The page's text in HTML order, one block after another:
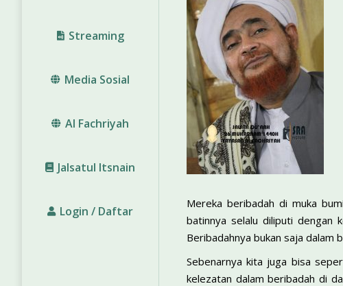
Streaming
Media Sosial
Al Fachriyah
Jalsatul Itsnain
Login / Daftar
Mereka beribadah di muka
batinnya selalu diliputi dengan
Beribadahnya bukan saja dalam
Sebenarnya kita juga bisa
kelezatan dalam beribadah di